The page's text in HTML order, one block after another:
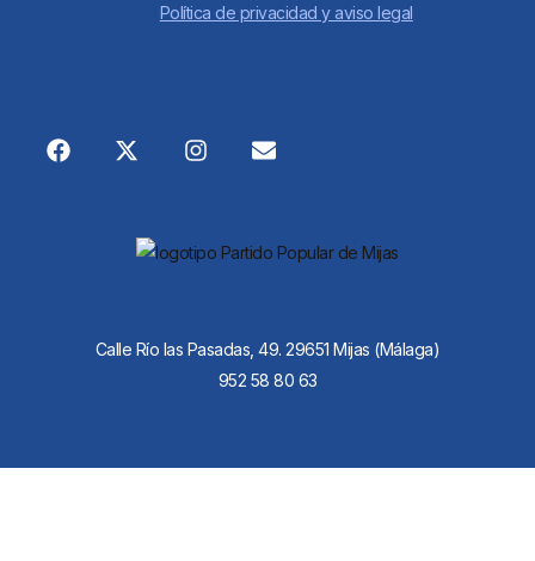
Calle Río las Pasadas, 49. 29651 Mijas (Málaga)
952 58 80 63
Política de privacidad y aviso legal